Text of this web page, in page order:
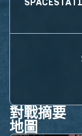
對戰摘要
地圖